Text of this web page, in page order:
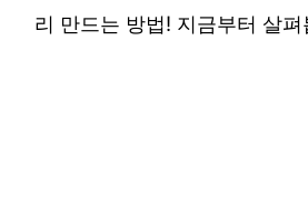
리 만드는 방법! 지금부터 살펴